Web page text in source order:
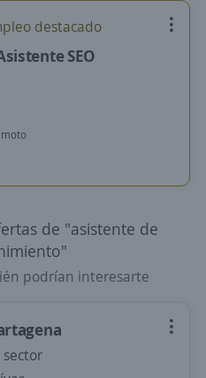
destacado
SEO
de "asistente de
podrían interesarte